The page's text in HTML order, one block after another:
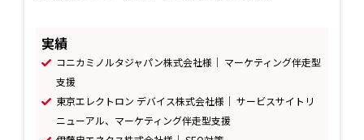
実績
コニカミノルタジャパン株式会社様｜ マーケティング伴走型
支援
東京エレクトロン デバイス株式会社様｜ サービスサイトリ
ニューアル、マーケティング伴走型支援